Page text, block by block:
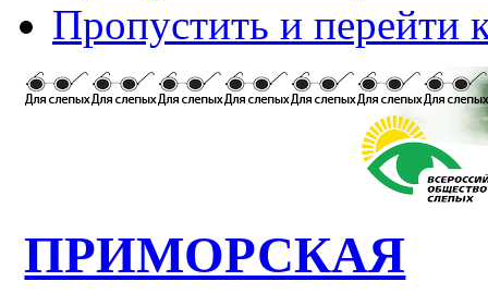
Пропустить и перейти
ПРИМОРСКАЯ